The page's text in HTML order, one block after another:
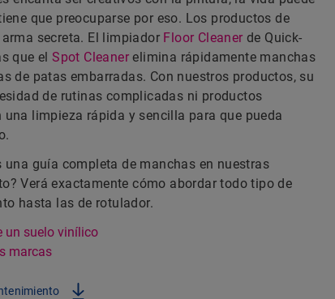
que preocuparse por eso. Los productos de
secreta. El limpiador Floor Cleaner de Quick-
que elSpot Cleaner elimina rápidamente manchas
de patas embarradas. Con nuestros productos, su
de rutinas complicadas ni productos
limpieza rápida y sencilla para que pueda
una guía completa de manchas en nuestras
Verá exactamente cómo abordar todo tipo de
hasta las de rotulador.
un suelo vinílico
marcas